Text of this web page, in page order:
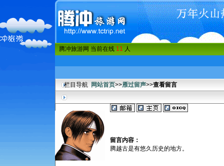
腾冲旅游网 当前在线 11 人
栏目导航 网站首页>>雁过留声>>查看留言
留言内容：
腾越古是有悠久历史的地方。